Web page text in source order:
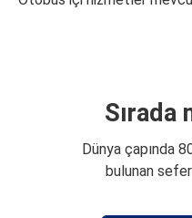
Sırada
Dünya çapında
bulunan sefer